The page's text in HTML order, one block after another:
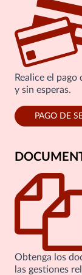
Realice el
y sin esperas.
PAGO DE
Obtenga los
las gestiones